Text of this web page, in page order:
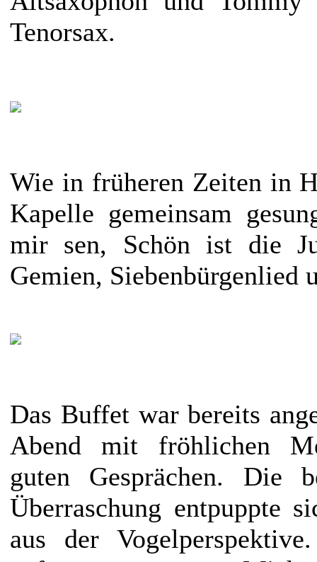
Tenorsax.
Wie in früheren Zeiten in
Kapelle gemeinsam
mir sen, Schön ist die
Gemien, Siebenbürgenlied
Das Buffet war bereits
Abend mit fröhlichen
guten Gesprächen. Die
Überraschung entpuppte
aus der